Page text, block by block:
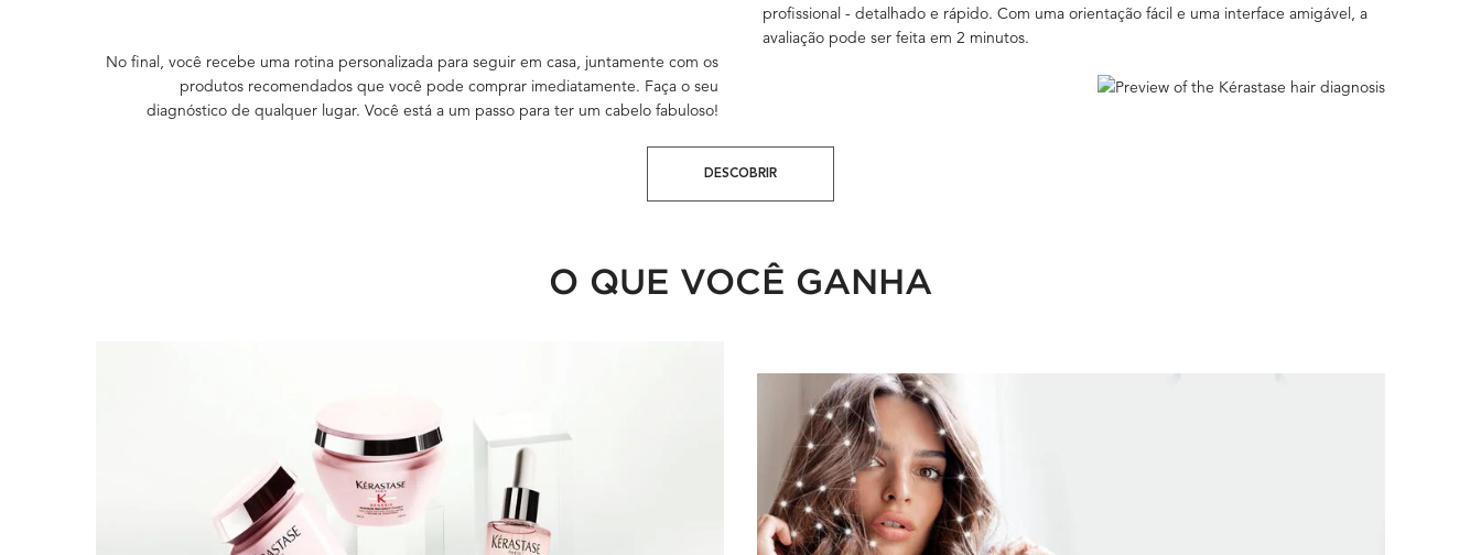
profissional - detalhado e rápido. Com uma orientação fácil e uma interface amigável, a
avaliação pode ser feita em 2 minutos.
No final, você recebe uma rotina personalizada para seguir em casa, juntamente com os
produtos recomendados que você pode comprar imediatamente. Faça o seu
diagnóstico de qualquer lugar. Você está a um passo para ter um cabelo fabuloso!
DESCOBRIR
O QUE VOCÊ GANHA